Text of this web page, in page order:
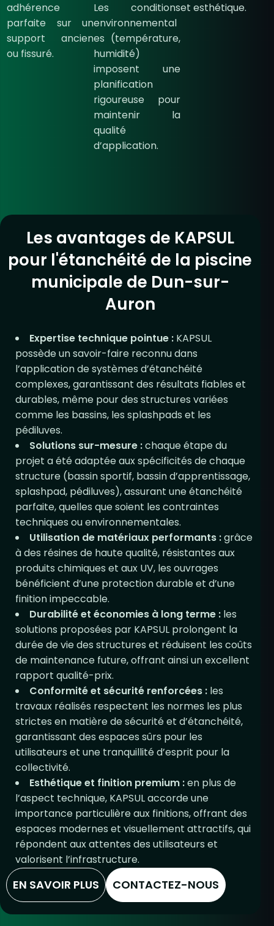
adhérence
parfaite sur un
support ancien
ou fissuré.
Les conditions
environnemental
es (température,
humidité)
imposent une
planification
rigoureuse pour
maintenir la
qualité
d’application.
et esthétique.
Les avantages de KAPSUL
pour l'étanchéité de la piscine
municipale de Dun-sur-
Auron​
Expertise technique pointue : KAPSUL
possède un savoir-faire reconnu dans
l’application de systèmes d’étanchéité
complexes, garantissant des résultats fiables et
durables, même pour des structures variées
comme les bassins, les splashpads et les
pédiluves.
Solutions sur-mesure :chaque étape du
projet a été adaptée aux spécificités de chaque
structure (bassin sportif, bassin d’apprentissage,
splashpad, pédiluves), assurant une étanchéité
parfaite, quelles que soient les contraintes
techniques ou environnementales.
Utilisation de matériaux performants :grâce
à des résines de haute qualité, résistantes aux
produits chimiques et aux UV, les ouvrages
bénéficient d’une protection durable et d’une
finition impeccable.
Durabilité et économies à long terme : les
solutions proposées par KAPSUL prolongent la
durée de vie des structures et réduisent les coûts
de maintenance future, offrant ainsi un excellent
rapport qualité-prix.
Conformité et sécurité renforcées : les
travaux réalisés respectent les normes les plus
strictes en matière de sécurité et d’étanchéité,
garantissant des espaces sûrs pour les
utilisateurs et une tranquillité d’esprit pour la
collectivité.
Esthétique et finition premium :en plus de
l’aspect technique, KAPSUL accorde une
importance particulière aux finitions, offrant des
espaces modernes et visuellement attractifs, qui
répondent aux attentes des utilisateurs et
valorisent l’infrastructure.
EN SAVOIR PLUS CONTACTEZ-NOUS